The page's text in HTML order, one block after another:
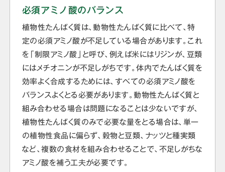
必須アミノ酸のバランス
植物性たんぱく質は、動物性たんぱく質に比べて、特
定の必須アミノ酸が不足している場合があります。これ
を「制限アミノ酸」と呼び、例えば米にはリジンが、豆類
にはメチオニンが不足しがちです。体内でたんぱく質を
効率よく合成するためには、すべての必須アミノ酸を
バランスよくとる必要があります。動物性たんぱく質と
組み合わせる場合は問題になることは少ないですが、
植物性たんぱく質のみで必要な量をとる場合は、単一
の植物性食品に偏らず、穀物と豆類、ナッツと種実類
など、複数の食材を組み合わせることで、不足しがちな
アミノ酸を補う工夫が必要です。